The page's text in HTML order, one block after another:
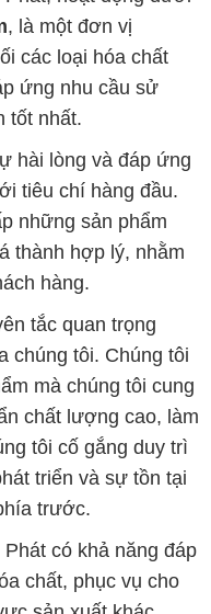
hài lòng và đáp ứng
tiêu chí hàng đầu.
những sản phẩm
hợp lý, nhằm
hàng.
tắc quan trọng
chúng tôi. Chúng tôi
mà chúng tôi cung
chất lượng cao, làm
tôi cố gắng duy trì
triển và sự tồn tại
trước.
có khả năng đáp
chất, phục vụ cho
sản xuất khác
của chúng tôi là
phẩm hóa chất
tốt nhất trên thị